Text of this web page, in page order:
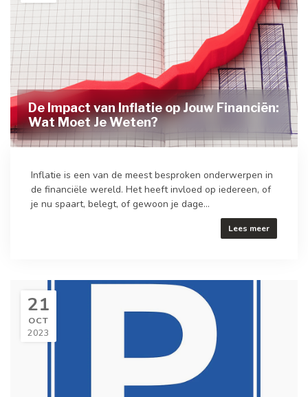
De Impact van Inflatie op Jouw Financiën:
Wat Moet Je Weten?
Inflatie is een van de meest besproken onderwerpen in
de financiële wereld. Het heeft invloed op iedereen, of
je nu spaart, belegt, of gewoon je dage...
Lees meer
21
OCT
2023